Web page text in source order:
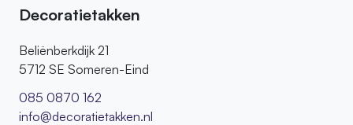
Decoratietakken
Beliënberkdijk 21
5712 SE Someren-Eind
085 0870 162
info@decoratietakken.nl